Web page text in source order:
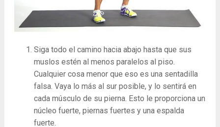
Siga todo el camino hacia abajo hasta que sus
muslos estén al menos paralelos al piso.
Cualquier cosa menor que eso es una sentadilla
falsa. Vaya lo más al sur posible, y lo sentirá en
cada músculo de su pierna. Esto le proporciona un
núcleo fuerte, piernas fuertes y una espalda
fuerte.